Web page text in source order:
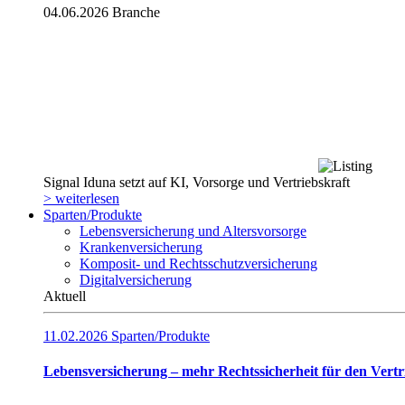
04.06.2026 Branche
Signal Iduna setzt auf KI, Vorsorge und Vertriebskraft
> weiterlesen
Sparten/Produkte
Lebensversicherung und Altersvorsorge
Krankenversicherung
Komposit- und Rechtsschutzversicherung
Digitalversicherung
Aktuell
11.02.2026 Sparten/Produkte
Lebensversicherung – mehr Rechtssicherheit für den